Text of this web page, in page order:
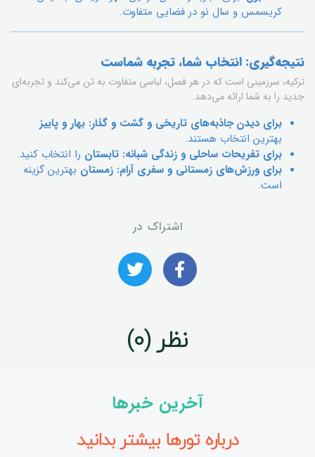
کریسمس و سال نو در فضایی متفاوت.
نتیجه‌گیری: انتخاب شما، تجربه شماست
ترکیه، سرزمینی است که در هر فصل، لباسی متفاوت به تن می‌کند و تجربه‌ای
جدید را به شما ارائه می‌دهد.
برای دیدن جاذبه‌های تاریخی و گشت و گذار: بهار و پاییز
بهترین انتخاب هستند.
برای تفریحات ساحلی و زندگی شبانه: تابستان را انتخاب کنید.
برای ورزش‌های زمستانی و سفری آرام: زمستان بهترین گزینه
است.
اشتراک در
نظر (0)
آخرین خبرها
درباره تورها بیشتر بدانید